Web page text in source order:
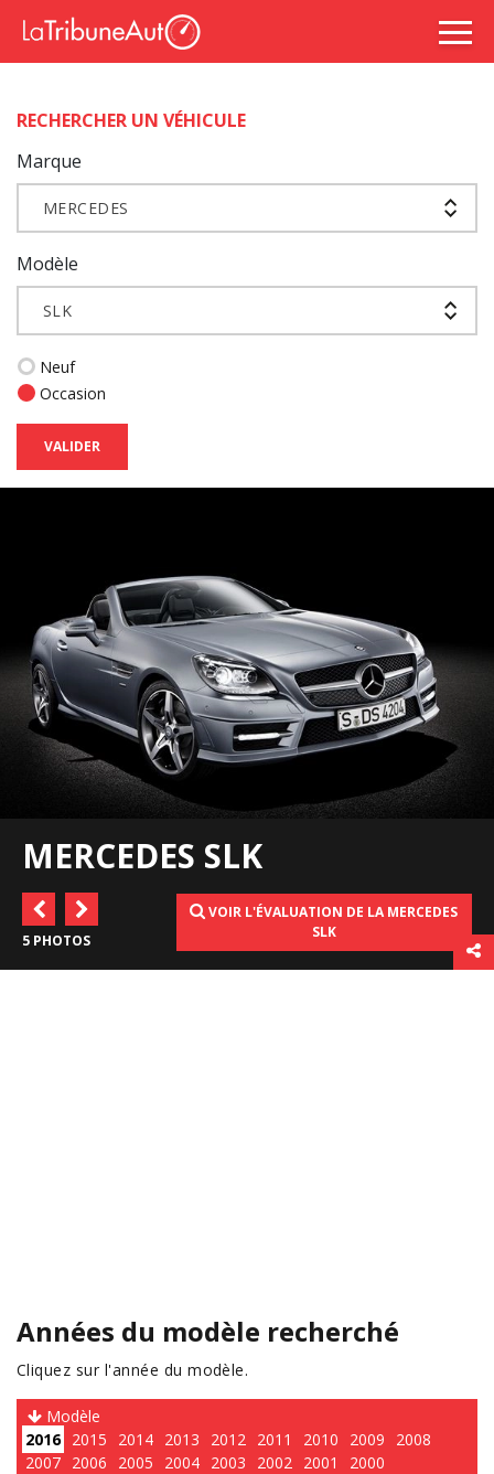
RECHERCHER UN VÉHICULE
Marque
MERCEDES
Modèle
SLK
Neuf
Occasion
VALIDER
MERCEDES SLK
5 PHOTOS
VOIR L'ÉVALUATION DE LA MERCEDES
SLK
Années du modèle recherché
Cliquez sur l'année du modèle.
Modèle
2016 2015 2014 2013 2012 2011 2010 2009
2008
2007 2006 2005 2004 2003 2002 2001 2000